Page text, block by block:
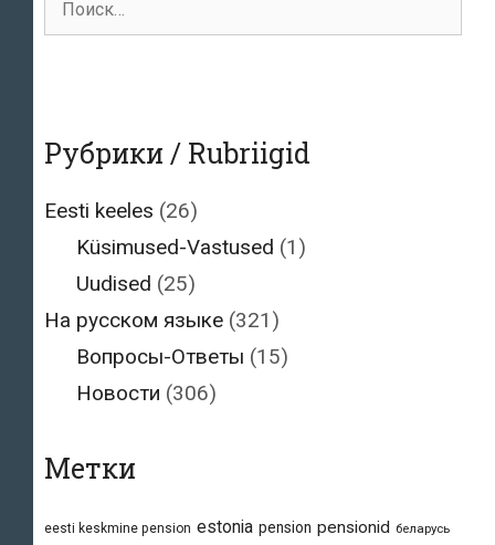
для:
Рубрики / Rubriigid
Eesti keeles (26)
Küsimused-Vastused (1)
Uudised (25)
На русском языке (321)
Вопросы-Ответы (15)
Новости (306)
Метки
eesti keskmine pension estonia pension pensionid беларусь